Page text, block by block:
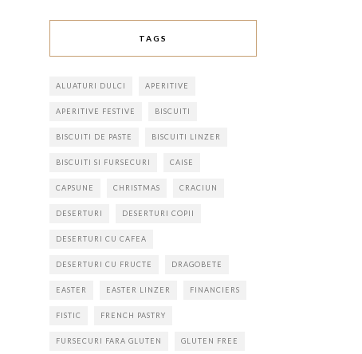
TAGS
ALUATURI DULCI APERITIVE
APERITIVE FESTIVE BISCUITI
BISCUITI DE PASTE BISCUITI LINZER
BISCUITI SI FURSECURI CAISE
CAPSUNE CHRISTMAS CRACIUN
DESERTURI DESERTURI COPII
DESERTURI CU CAFEA
DESERTURI CU FRUCTE DRAGOBETE
EASTER EASTER LINZER FINANCIERS
FISTIC FRENCH PASTRY
FURSECURI FARA GLUTEN GLUTEN FREE